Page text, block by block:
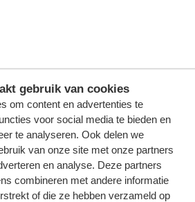
gebruik van cookies
om content en advertenties te
voor social media te bieden en
te analyseren. Ook delen we
van onze site met onze partners
en analyse. Deze partners
combineren met andere informatie
of die ze hebben verzameld op
locatie
2, maximaal 4)
of je eigen naam
van goederen of op
voorwaarden. Als je niks
de beperkte
goederen sinds 2018. Laat je
adviseren.